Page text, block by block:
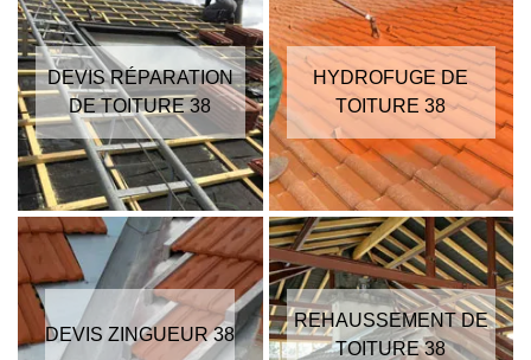
DEVIS RÉPARATION
DE TOITURE 38
HYDROFUGE DE
TOITURE 38
DEVIS ZINGUEUR 38
REHAUSSEMENT DE
TOITURE 38